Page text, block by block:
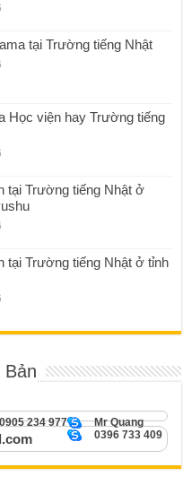
tại Trường tiếng Nhật
Học viện hay Trường tiếng
tại Trường tiếng Nhật ở
tại Trường tiếng Nhật ở tỉnh
Bản
Mr Quang
234 977
0396 733 409